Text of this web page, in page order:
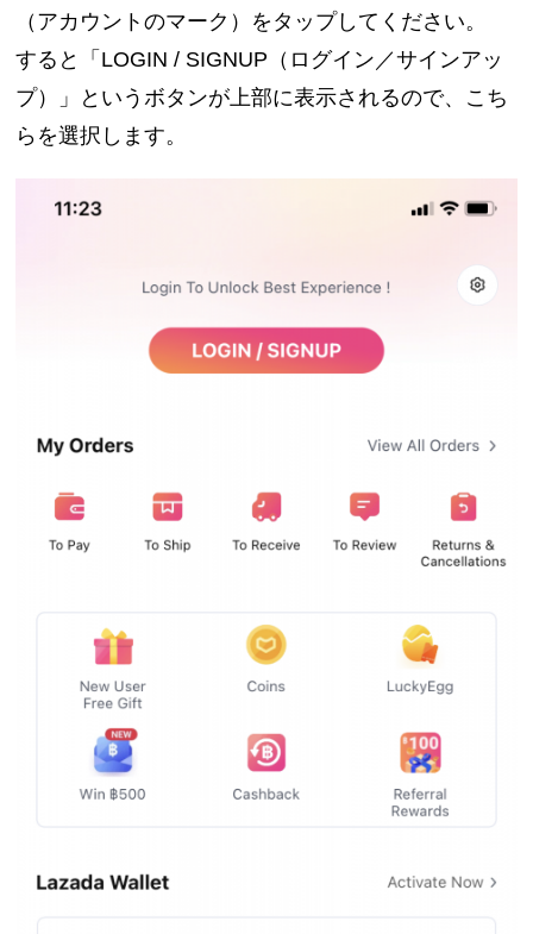
（アカウントのマーク）をタップしてください。
すると「LOGIN / SIGNUP（ログイン／サインアッ
プ）」というボタンが上部に表示されるので、こち
らを選択します。